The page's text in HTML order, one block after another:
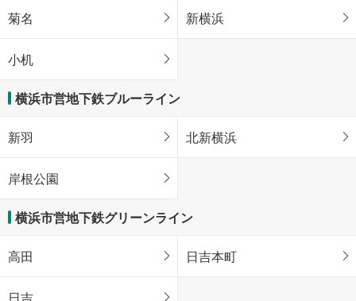
菊名 新横浜
小机
横浜市営地下鉄ブルーライン
新羽 北新横浜
岸根公園
横浜市営地下鉄グリーンライン
高田 日吉本町
日吉